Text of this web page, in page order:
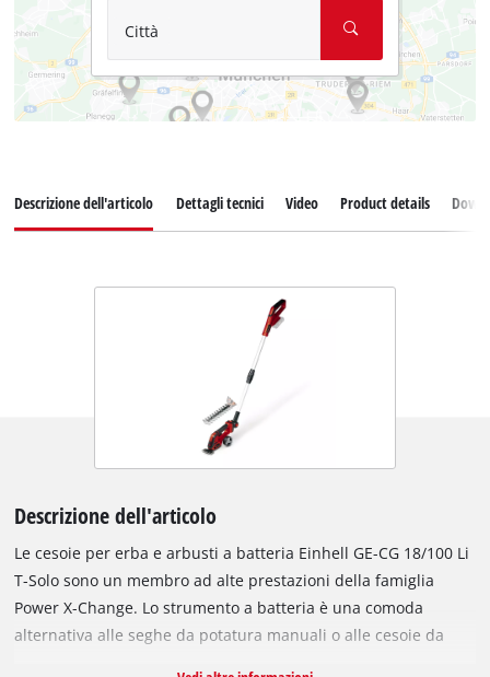
Città
Descrizione dell'articolo Dettagli tecnici Video Product details
Descrizione dell'articolo
Le cesoie per erba e arbusti a batteria Einhell GE-CG 18/100 Li
T-Solo sono un membro ad alte prestazioni della famiglia
Power X-Change. Lo strumento a batteria è una comoda
alternativa alle seghe da potatura manuali o alle cesoie da